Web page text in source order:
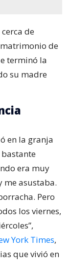
de
de
terminó la
su madre
en la granja
era muy
me asustaba.
Pero
los viernes,
York Times,
que vivió en